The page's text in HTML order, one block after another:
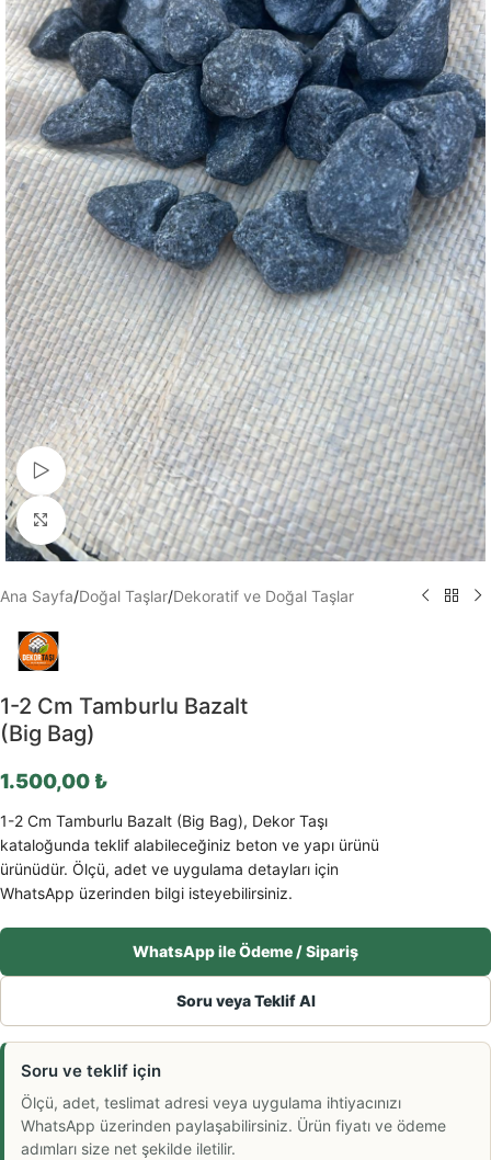
Video izle
Büyütmek için tıklayın
Ana Sayfa/Doğal Taşlar/Dekoratif ve Doğal Taşlar
1-2 Cm Tamburlu Bazalt
(Big Bag)
1.500,00 ₺
1-2 Cm Tamburlu Bazalt (Big Bag), Dekor Taşı
kataloğunda teklif alabileceğiniz beton ve yapı ürünü
ürünüdür. Ölçü, adet ve uygulama detayları için
WhatsApp üzerinden bilgi isteyebilirsiniz.
WhatsApp ile Ödeme / Sipariş
Soru veya Teklif Al
Soru ve teklif için
Ölçü, adet, teslimat adresi veya uygulama ihtiyacınızı
WhatsApp üzerinden paylaşabilirsiniz. Ürün fiyatı ve ödeme
adımları size net şekilde iletilir.